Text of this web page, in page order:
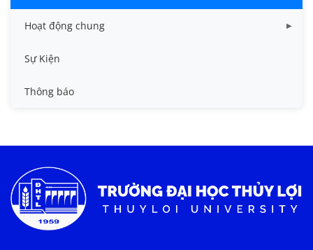
Hoạt động chung
Tin công tác sinh viên
Tin đào tạo
Tin tức chung
Sự Kiện
Thông báo